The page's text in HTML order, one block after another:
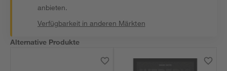
anbieten.
Verfügbarkeit in anderen Märkten
Alternative Produkte